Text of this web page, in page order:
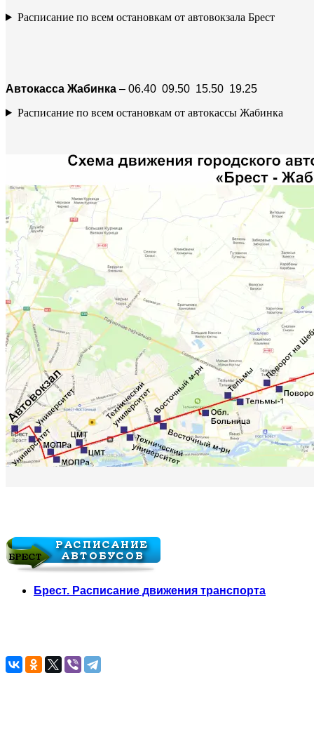
Расписание по всем остановкам от автовокзала Брест
Автокасса Жабинка – 06.40 09.50 15.50 19.25
Расписание по всем остановкам от автокассы Жабинка
Брест. Расписание движения транспорта